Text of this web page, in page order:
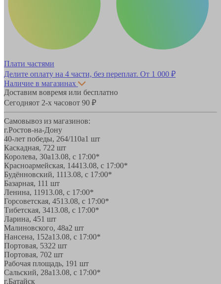
Плати частями
Делите оплату на 4 части, без переплат. От 1 000 ₽
Наличие в магазинах
Доставим вовремя или бесплатно
Сегодняот 2-х часовот 90 ₽
Самовывоз из магазинов:
г.Ростов-на-Дону
40-лет победы, 264/110а1 шт
Каскадная, 722 шт
Королева, 30а13.08, с 17:00*
Красноармейская, 14413.08, с 17:00*
Будённовский, 1113.08, с 17:00*
Базарная, 111 шт
Ленина, 11913.08, с 17:00*
Горсоветская, 4513.08, с 17:00*
Тибетская, 3413.08, с 17:00*
Ларина, 451 шт
Малиновского, 48а2 шт
Нансена, 152а13.08, с 17:00*
Портовая, 5322 шт
Портовая, 702 шт
Рабочая площадь, 191 шт
Сальский, 28a13.08, с 17:00*
г.Батайск